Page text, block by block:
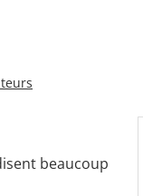
beaucoup